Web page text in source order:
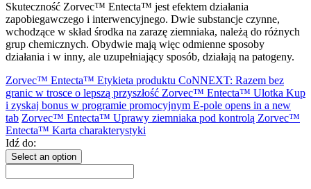
Skuteczność Zorvec™ Entecta™ jest efektem działania
zapobiegawczego i interwencyjnego. Dwie substancje czynne,
wchodzące w skład środka na zarazę ziemniaka, należą do różnych
grup chemicznych. Obydwie mają więc odmienne sposoby
działania i w inny, ale uzupełniający sposób, działają na patogeny.
Zorvec™ Entecta™ Etykieta produktu CoNNEXT: Razem bez
granic w trosce o lepszą przyszłość Zorvec™ Entecta™ Ulotka Kup
i zyskaj bonus w programie promocyjnym E-pole opens in a new
tab Zorvec™ Entecta™ Uprawy ziemniaka pod kontrolą Zorvec™
Entecta™ Karta charakterystyki
Idź do:
Select an option